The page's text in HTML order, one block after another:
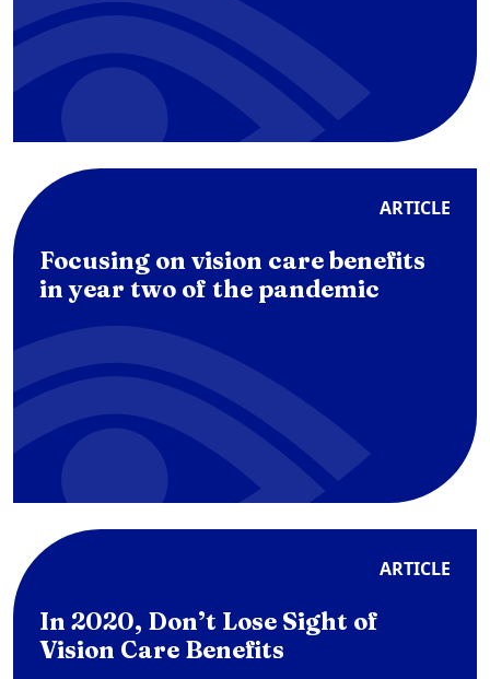
ARTICLE
Focusing on vision care benefits
in year two of the pandemic
ARTICLE
In 2020, Don’t Lose Sight of
Vision Care Benefits